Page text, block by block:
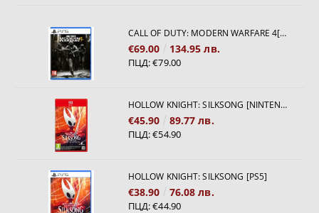
CALL OF DUTY: MODERN WARFARE 4[PS5]
€69.00 134.95 лв.
ПЦД:€79.00
HOLLOW KNIGHT: SILKSONG [NINTENDO SWITCH 2]
€45.90 89.77 лв.
ПЦД:€54.90
HOLLOW KNIGHT: SILKSONG [PS5]
€38.90 76.08 лв.
ПЦД:€44.90